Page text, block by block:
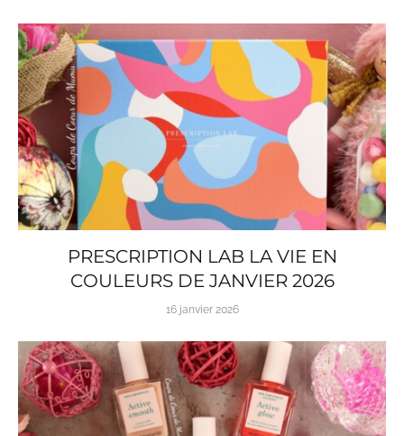
PRESCRIPTION LAB LA VIE EN
COULEURS DE JANVIER 2026
16 janvier 2026